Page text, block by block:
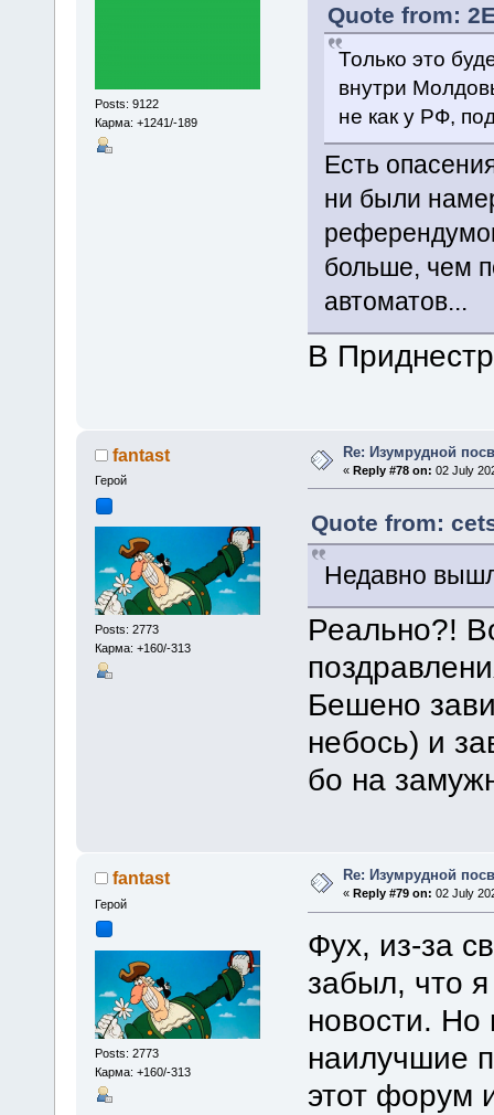
Posts: 9122
Карма: +1241/-189
Quote from:
Только это
внутри
не как у РФ,
Есть
ни были
больше, чем
автоматов...
В
fantast
Герой
Posts: 2773
Карма: +160/-313
Re: Изумрудной
«Reply #78 on: 02 July
Quote from:
Недавно
Реально?!
Бешено
небось) и
бо на
fantast
Герой
Posts: 2773
Карма: +160/-313
Re: Изумрудной
«Reply #79 on: 02 July
Фух, из-за
забыл, что
новости.
наилучшие
этот форум